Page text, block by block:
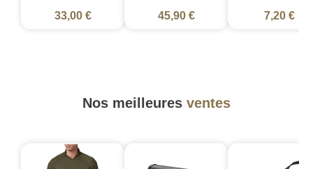
33,00 € 45,90 € 7,20 €
Nos meilleures ventes